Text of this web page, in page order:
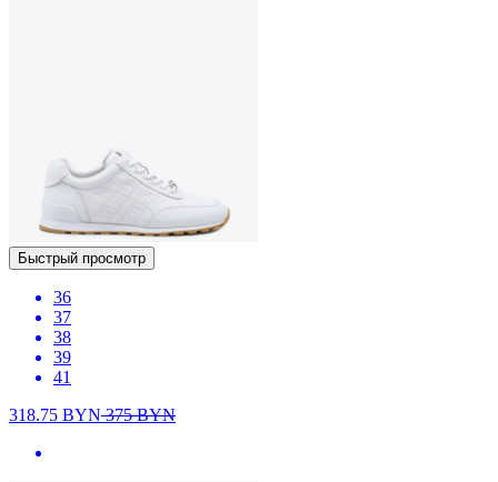
Быстрый просмотр
36
37
38
39
41
318.75 BYN375BYN